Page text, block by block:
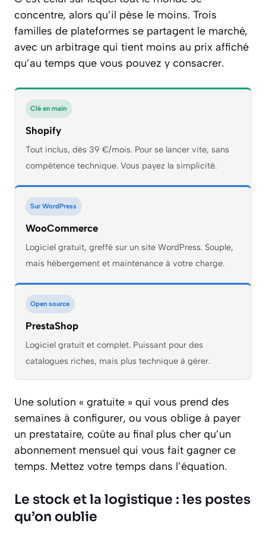
concentre, alors qu’il pèse le moins. Trois
familles de plateformes se partagent le marché,
avec un arbitrage qui tient moins au prix affiché
qu’au temps que vous pouvez y consacrer.
Clé en main
Shopify
Tout inclus, dès 39 €/mois. Pour se lancer vite, sans
compétence technique. Vous payez la simplicité.
Sur WordPress
WooCommerce
Logiciel gratuit, greffé sur un site WordPress. Souple,
mais hébergement et maintenance à votre charge.
Open source
PrestaShop
Logiciel gratuit et complet. Puissant pour des
catalogues riches, mais plus technique à gérer.
Une solution « gratuite » qui vous prend des
semaines à configurer, ou vous oblige à payer
un prestataire, coûte au final plus cher qu’un
abonnement mensuel qui vous fait gagner ce
temps. Mettez votre temps dans l’équation.
Le stock et la logistique : les postes
qu’on oublie